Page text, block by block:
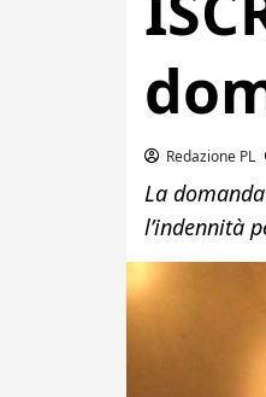
Redazione PL
La
l’indennità